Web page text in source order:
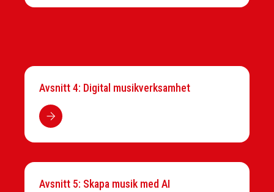
Avsnitt 4: Digital musikverksamhet
Avsnitt 5: Skapa musik med AI